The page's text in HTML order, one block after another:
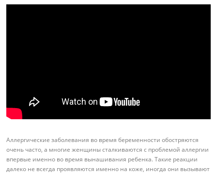
Аллергические заболевания во время беременности обостряются
очень часто, а многие женщины сталкиваются с проблемой аллергии
впервые именно во время вынашивания ребенка. Такие реакции
далеко не всегда проявляются именно на коже, иногда они вызывают